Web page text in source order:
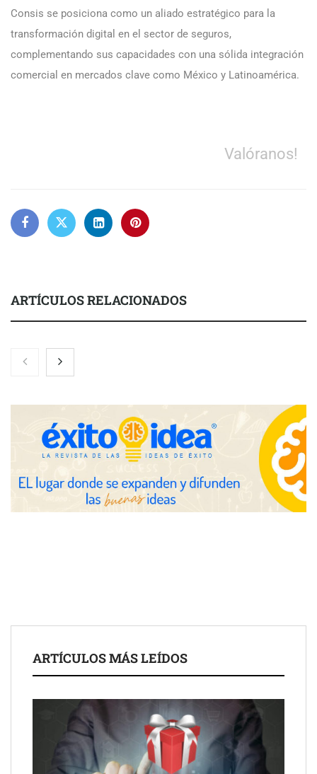
Consis se posiciona como un aliado estratégico para la
transformación digital en el sector de seguros,
complementando sus capacidades con una sólida integración
comercial en mercados clave como México y Latinoamérica.
Valóranos!
ARTÍCULOS RELACIONADOS
La luz roja, el nuevo aftersun, actúa en la recuperación de la piel
después del sol
Eulalia Roig lanza ‘The Journal’, una revista digital mensual de
entrevistas y fotografía editorial
UrbanPay lanza en 19 mercados europeos su solución de pagos
Gestoría Online reduce a unas horas el alta de autónomo
ARTÍCULOS MÁS LEÍDOS